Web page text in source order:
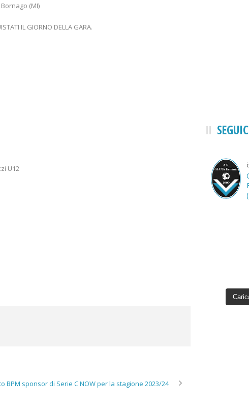
(MI)
IL GIORNO DELLA GARA.
U12
BPM sponsor di Serie C NOW per la stagione 2023/24